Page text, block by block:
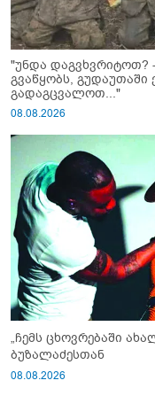
"უნდა დაგვხვრიტოთ?
გვაწყობს, გუდაუთაში
გადაგცვალოთ..."
08.08.2026
„ჩემს ცხოვრებაში
ბუზალაძესთან
08.08.2026